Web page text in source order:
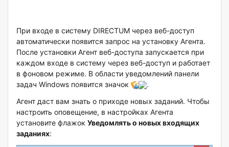
При входе в систему DIRECTUM через веб-доступ
автоматически появится запрос на установку Агента.
После установки Агент веб-доступа запускается при
каждом входе в систему через веб-доступ и работает
в фоновом режиме. В области уведомлений панели
задач Windows появится значок
.
Агент даст вам знать о приходе новых заданий. Чтобы
настроить оповещение, в настройках Агента
установите флажок Уведомлять о новых входящих
заданиях: